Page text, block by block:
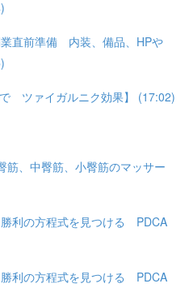
直前準備 内装、備品、HPや
ツァイガルニク効果】 (17:02)
、中臀筋、小臀筋のマッサー
利の方程式を見つける PDCA
利の方程式を見つける PDCA